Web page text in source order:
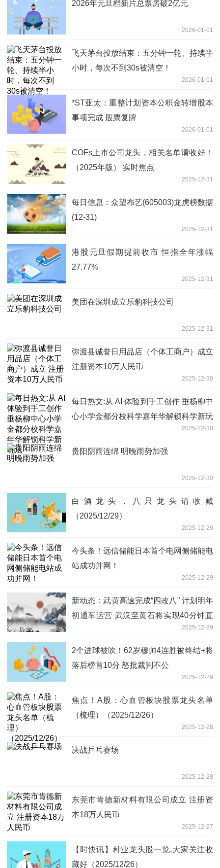
2026年元旦档新片总票房破2亿元
2026-01-01
飞天茅台投放结束：五分钟一轮、持续半
小时，每次不到30s被清空！
2026-01-01
*ST亚太：重整计划资本公积金转增股本
事项完成 股票复牌
2026-01-01
COFs上市公司龙头，相关名单请收好！
（2025年版） 实时焦点
2025-12-31
每日信息：众望布艺(605003)龙虎榜数据
(12-31)
2025-12-31
港股元旦假期提前收市 恒指全年涨幅
27.77%
2025-12-31
美团在深圳成立乐豹科技公司
2025-12-31
弥渡县诚誉日用品店（个体工商户）成立
注册资本10万人民币
2025-12-30
每日热文:从 AI 体验到手工创作 垂杨柳中
心小学金都分校科学嘉年华解锁科学新玩
2025-12-30
贵阳阴雨连绵 明晚雨势加强
2025-12-30
白酒龙头，八只龙头请收藏
（2025/12/29）
2025-12-29
今头条！远信储能日本首个电网侧储能电
站成功并网！
2025-12-29
新动态：武黄高速完成“四改八” 计划明年
初通车运营 武汉至黄石将实现40分钟直
2025-12-29
2个进球被吹！62岁穆帅4连胜被终结+将
落后榜首10分 怒批裁判不公
2025-12-29
焦点！A股：心血管板块股票龙头名单
（梳理）（2025/12/26）
2025-12-28
决战乒乓赛场
2025-12-28
东莞市肯德新材料有限公司成立 注册资
本18万人民币
2025-12-27
【时快讯】种业龙头股一览,大家关注收
藏好（2025/12/26）